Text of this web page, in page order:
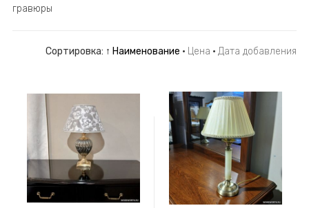
гравюры
Сортировка: ↑ Наименование · Цена ·Дата добавления